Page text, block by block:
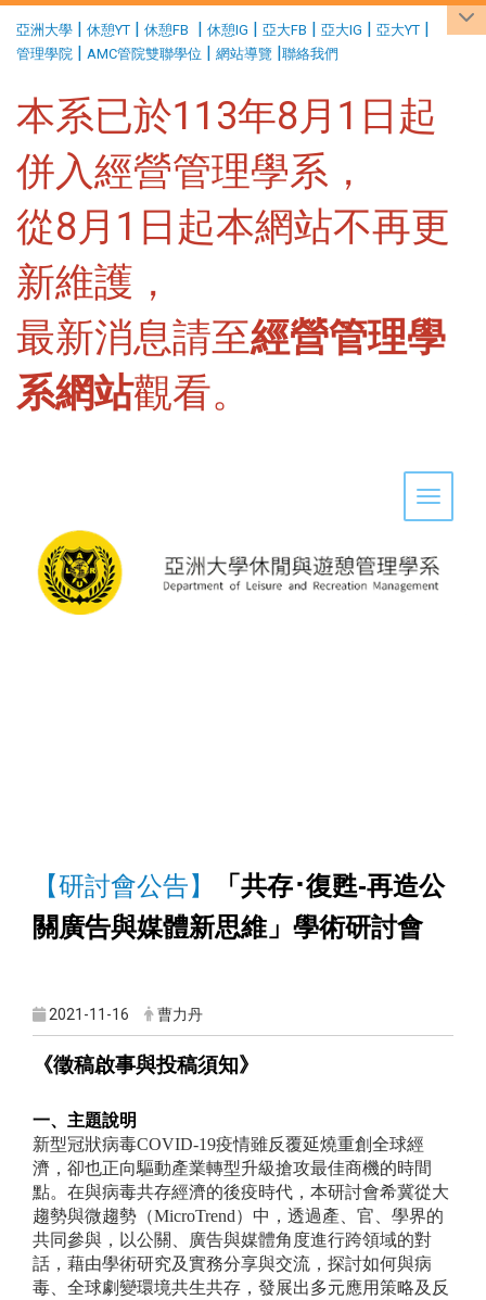
亞洲大學 | 休憩YT | 休憩FB | 休憩IG | 亞大FB | 亞大IG | 亞大YT |
管理學院 | AMC管院雙聯學位 | 網站導覽 |聯絡我們
本系已於113年8月1日起
併入經營管理學系，
從8月1日起本網站不再更
新維護，
最新消息請至經營管理學
系網站觀看。
Toggle
【研討會公告】 「共存･復甦-再造公
關廣告與媒體新思維」學術研討會
2021-11-16 曹力丹
《徵稿啟事與投稿須知》
一、主題說明
新型冠狀病毒COVID-19疫情雖反覆延燒重創全球經
濟，卻也正向驅動產業轉型升級搶攻最佳商機的時間
點。在與病毒共存經濟的後疫時代，本研討會希冀從大
趨勢與微趨勢（MicroTrend）中，透過產、官、學界的
共同參與，以公關、廣告與媒體角度進行跨領域的對
話，藉由學術研究及實務分享與交流，探討如何與病
毒、全球劇變環境共生共存，發展出多元應用策略及反